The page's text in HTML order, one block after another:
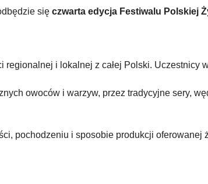
się czwarta edycja Festiwalu Polskiej
i lokalnej z całej Polski. Uczestnicy
owoców i warzyw, przez tradycyjne sery,
pochodzeniu i sposobie produkcji oferowanej